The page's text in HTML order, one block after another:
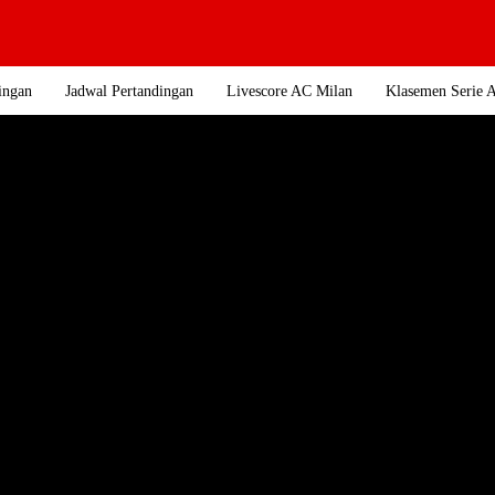
Jadwal Pertandingan Livescore AC Milan Klasemen Serie